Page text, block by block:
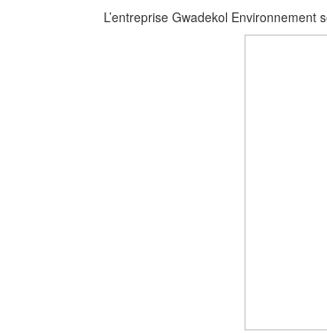
L’entreprise Gwadekol